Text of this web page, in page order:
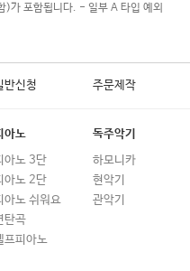
)가 포함됩니다. - 일부 A 타입 예외
반신청 주문제작
아노
아노 3단
아노 2단
아노 쉬워요
탄곡
프피아노
독주악기
하모니카
현악기
관악기